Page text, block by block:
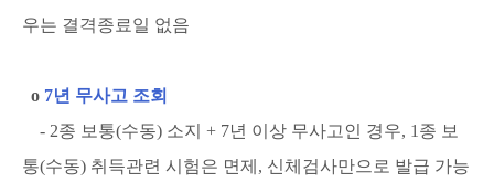
우는 결격종료일 없음
ο 7년 무사고 조회
- 2종 보통(수동) 소지 + 7년 이상 무사고인 경우, 1종 보
통(수동) 취득관련 시험은 면제, 신체검사만으로 발급 가능